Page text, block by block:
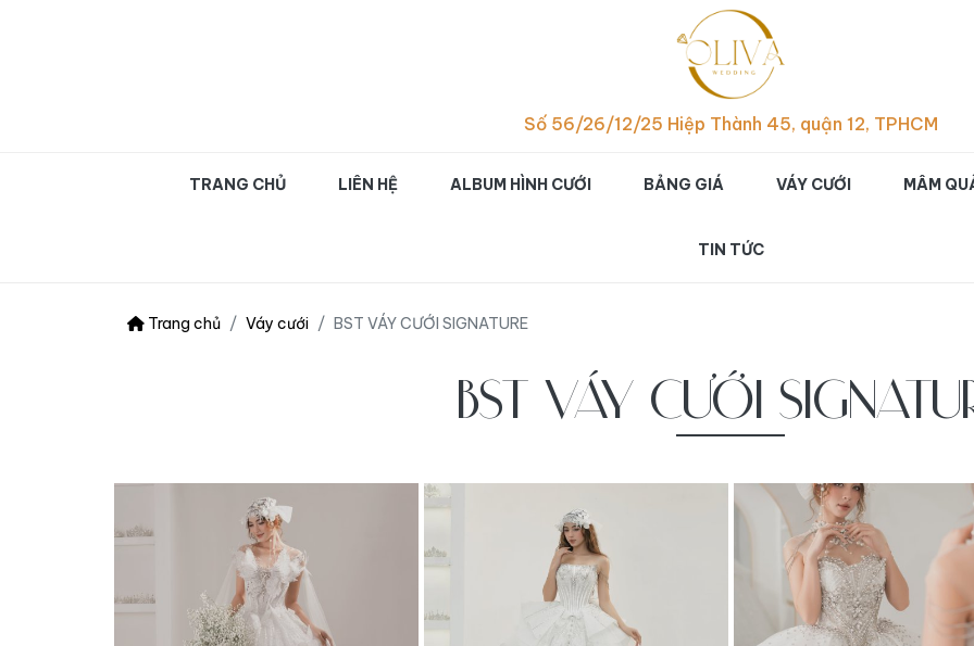
OLIVA WEDDING | Chụp hình cưới studio đẹp
Số 56/26/12/25 Hiệp Thành 45, quận 12, TPHCM
TRANG CHỦ LIÊN HỆ ALBUM HÌNH CƯỚI BẢNG GIÁ VÁY CƯỚI MÂM
TIN TỨC
Trang chủ Váy cưới BST VÁY CƯỚI SIGNATURE
BST VÁY CƯỚI